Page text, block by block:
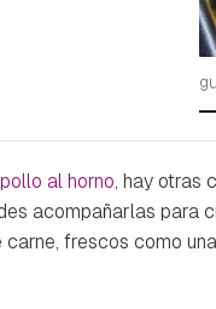
pollo al horno, hay otras
acompañarlas para
frescos como